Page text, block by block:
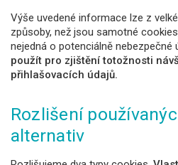
Výše uvedené informace lze z
způsoby, než jsou samotné
nejedná o potenciálně nebezpečné
použít pro zjištění totožnosti
přihlašovacích údajů.
Rozlišení
alternativ